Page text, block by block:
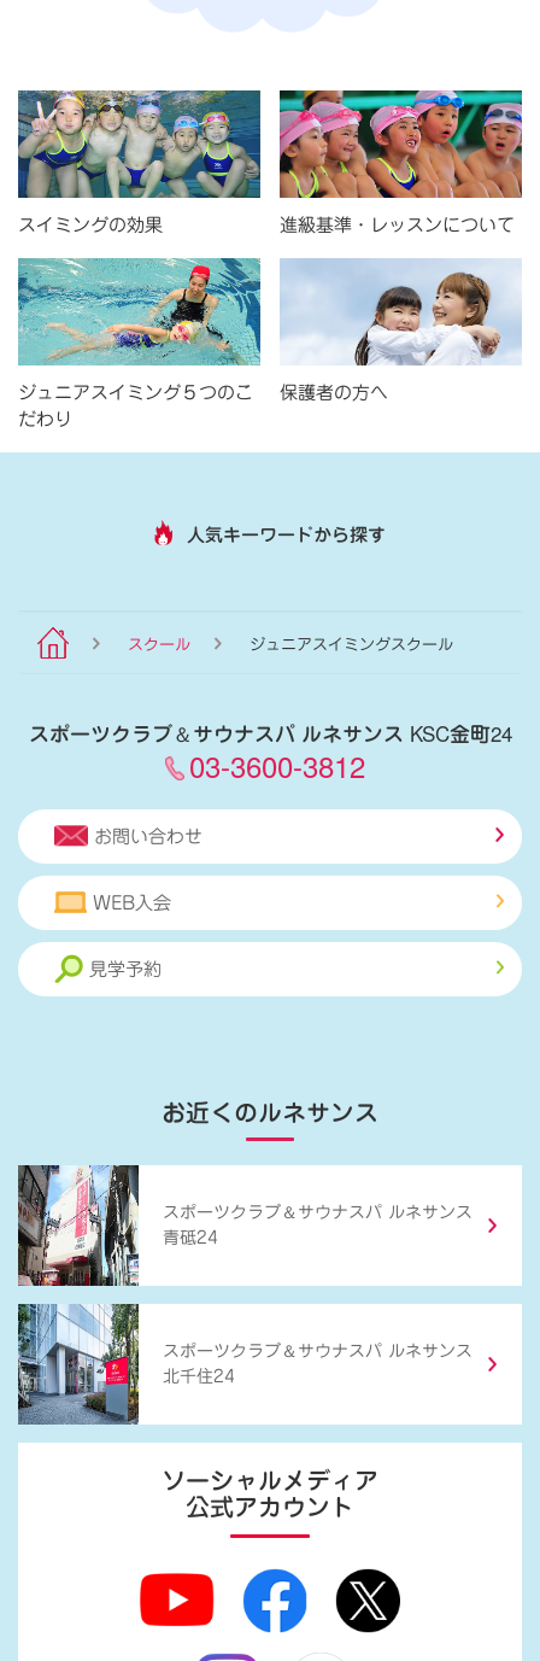
スイミングの効果 進級基準・レッスンについて
ジュニアスイミング５つのこ
だわり
保護者の方へ
人気キーワードから探す
スクール ジュニアスイミングスクール
スポーツクラブ＆サウナスパ ルネサンス KSC金町24
03-3600-3812
お問い合わせ
WEB入会
見学予約
お近くのルネサンス
スポーツクラブ ＆ サウナスパ ルネサンス
青砥24
スポーツクラブ ＆ サウナスパ ルネサンス
北千住24
ソーシャルメディア
公式アカウント